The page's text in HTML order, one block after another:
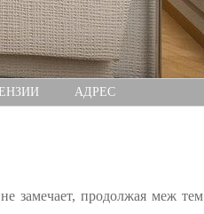
АДРЕС
замечает, продолжая меж тем